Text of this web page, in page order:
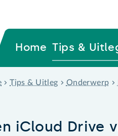
Home Tips &
Tips & Uitleg Onderwerp
iCloud Drive